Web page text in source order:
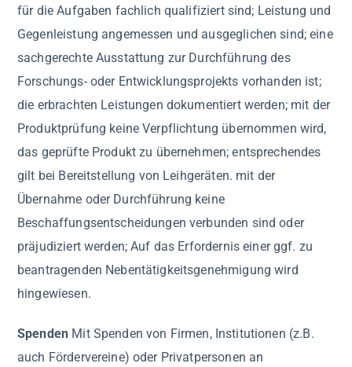
für die Aufgaben fachlich qualifiziert sind; Leistung und
Gegenleistung angemessen und ausgeglichen sind; eine
sachgerechte Ausstattung zur Durchführung des
Forschungs- oder Entwicklungsprojekts vorhanden ist;
die erbrachten Leistungen dokumentiert werden; mit der
Produktprüfung keine Verpflichtung übernommen wird,
das geprüfte Produkt zu übernehmen; entsprechendes
gilt bei Bereitstellung von Leihgeräten. mit der
Übernahme oder Durchführung keine
Beschaffungsentscheidungen verbunden sind oder
präjudiziert werden; Auf das Erfordernis einer ggf. zu
beantragenden Nebentätigkeitsgenehmigung wird
hingewiesen.
Spenden Mit Spenden von Firmen, Institutionen (z.B.
auch Fördervereine) oder Privatpersonen an